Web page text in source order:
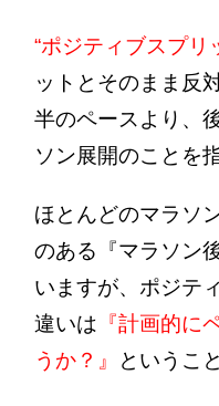
“ポジティブスプリ
ットとそのまま反
半のペースより、
ソン展開のことを
ほとんどのマラソ
のある『マラソン
いますが、ポジテ
違いは 『計画的に
うか？』
というこ